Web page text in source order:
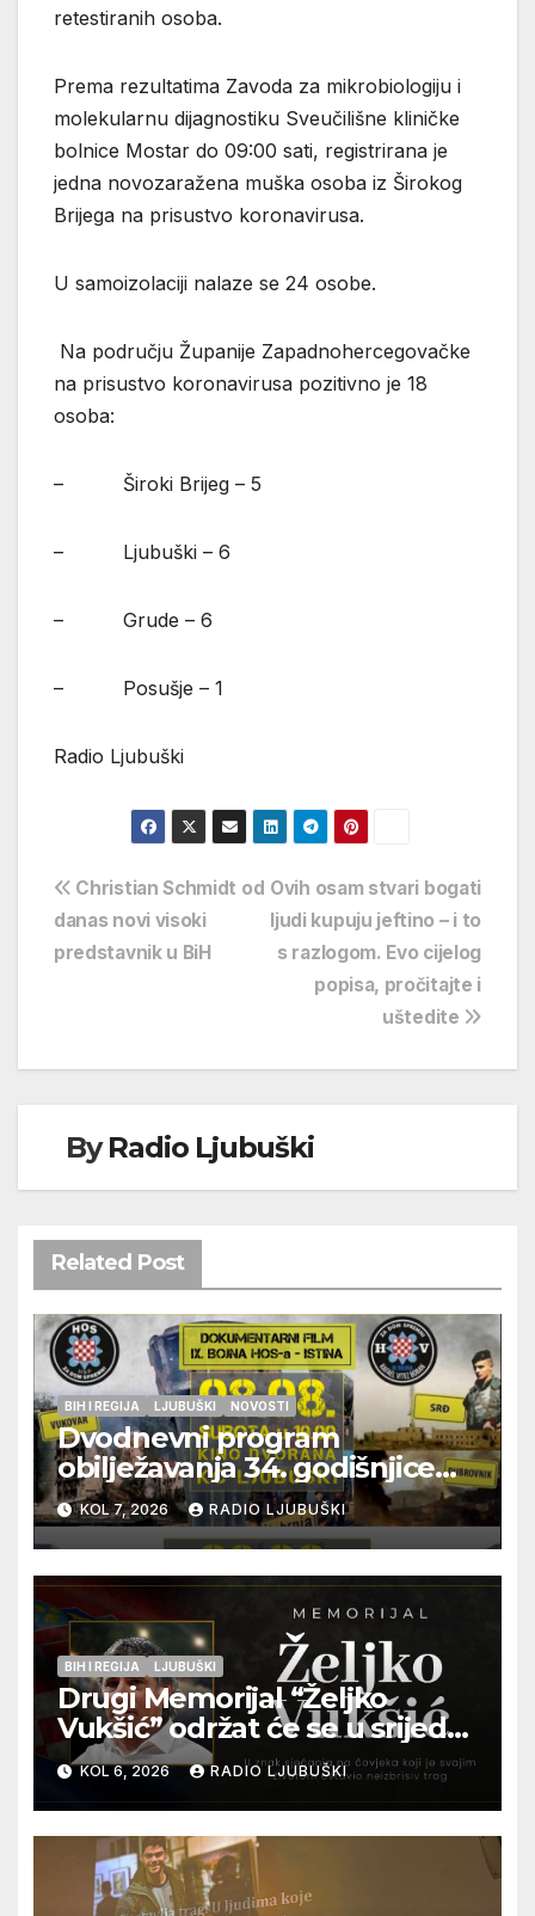
retestiranih osoba.
Prema rezultatima Zavoda za mikrobiologiju i
molekularnu dijagnostiku Sveučilišne kliničke
bolnice Mostar do 09:00 sati, registrirana je
jedna novozaražena muška osoba iz Širokog
Brijega na prisustvo koronavirusa.
U samoizolaciji nalaze se 24 osobe.
Na području Županije Zapadnohercegovačke
na prisustvo koronavirusa pozitivno je 18
osoba:
– Široki Brijeg – 5
– Ljubuški – 6
– Grude – 6
– Posušje – 1
Radio Ljubuški
Navigacija
objava
Ovih osam stvari bogati
ljudi kupuju jeftino – i to
s razlogom. Evo cijelog
popisa, pročitajte i
uštedite
Christian Schmidt od
danas novi visoki
predstavnik u BiH
ByRadio Ljubuški
Related Post
BIH I REGIJA LJUBUŠKI NOVOSTI
Dvodnevni program
obilježavanja 34. godišnjice
pogibije generala Blaža
Kraljevića i osmorice
pripadnika HOS-a
KOL 7, 2026 RADIO LJUBUŠKI
BIH I REGIJA LJUBUŠKI
Drugi Memorijal “Željko
Vukšić” održat će se u srijedu
12. kolovoza u Otoku
KOL 6, 2026 RADIO LJUBUŠKI